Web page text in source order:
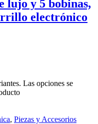
lujo y 5 bobinas,
electrónico
Las opciones se
, Piezas y Accesorios